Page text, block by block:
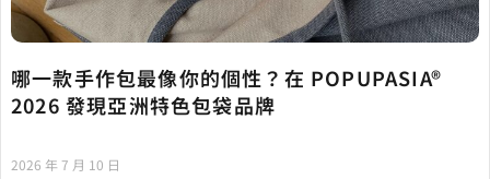
哪一款手作包最像你的個性？在 POPUPASIA®
2026 發現亞洲特色包袋品牌
2026 年 7 月 10 日